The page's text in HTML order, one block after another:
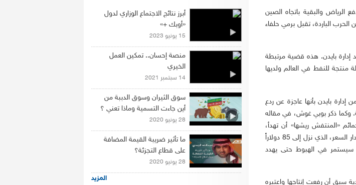
والبقية باتجاه الصين
الحرب الباردة، تقبل برمي حلفاء
بايدن. هذه قضية مرتبطة
منتجة للنفط في العالم ولديها
إدارة بايدن بأنها عاجزة عن ردع
وكما ذكر بوبي غوش، في مقاله
«المنتفش ريشها» أن تهدأ،
فواشنطن لم تؤخذ على غرة في فيينا، وسبق للرياض قولها ستوقف وقف انحدار السعر، الذي نزل إلى 85 دولاراً
وبدون خفض الإنتاج سيستمر في الهبوط حتى يهدد
أن رفعت إنتاجها واعتبره
أبرز نتائج الاجتماع الوزاري لدول
«أوبك +»
15 يونيو 2023
منصة إحسان.. تمكين العمل
الخيري
14 سبتمبر 2021
سوق الثيران وسوق الدببة من
أين جاءت التسمية وماذا تعني ؟
28 يونيو 2020
ما تأثير ضريبة القيمة المضافة
على قطاع التجزئة؟
28 يونيو 2020
المزيد